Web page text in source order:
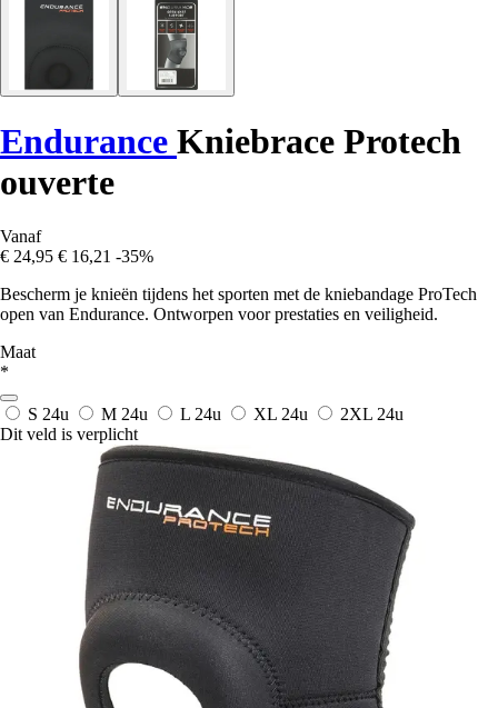
Endurance Kniebrace Protech
ouverte
Vanaf
€ 24,95 € 16,21 -35%
Bescherm je knieën tijdens het sporten met de kniebandage ProTech
open van Endurance. Ontworpen voor prestaties en veiligheid.
Maat
*
S 24u M 24u L 24u XL 24u 2XL 24u
Dit veld is verplicht